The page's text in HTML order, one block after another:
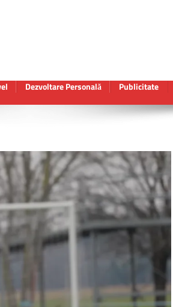
Dezvoltare Personală Publicitate